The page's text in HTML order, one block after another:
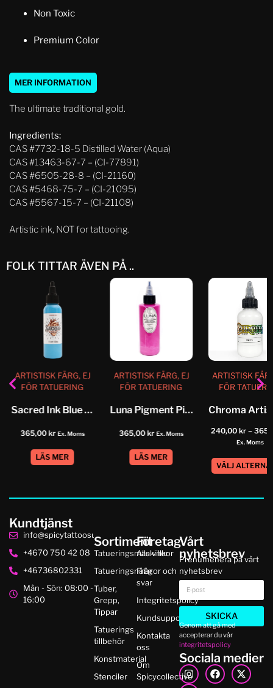
Non Toxic
Premium Color
MER INFORMATION
The ultimate traditional gold.
Ingredients:
CAS #7732-18-5 Distilled Water (Aqua)
CAS #13463-67-7 – (CI-77891)
CAS #6505-28-8 – (CI-21160)
CAS #5468-75-7 – (CI-21095)
CAS #5567-15-7 – (CI-21108)
Artistic ink, NOT for tattooing.
FOLK TITTAR ÄVEN PÅ ..
ARTISTISK FÄRG, EJ
FÖR TATUERING
Sacred Ink Blue Sky
365,00kr Ex. Moms
LÄS MER
ARTISTISK FÄRG, EJ
FÖR TATUERING
Luna Pigment Pink
365,00kr Ex. Moms
LÄS MER
ARTISTISK
FÖR
240,00kr –
Ex. Moms
VÄLJ
Kundtjänst
info@spicytattoosupplies.se
+4670 750 42 08
+46736802331
Mån - Sön: 08:00 -
16:00
Sortiment
Tatueringsmaskiner
Tatueringsnålar
Tuber,
Grepp,
Tippar
Tatuerings
tillbehör
Konstmaterial
Stenciler
Företag
Alla villkor
Frågor och
svar
Integritetspolicy
Kundsupport
Kontakta
oss
Om
Spicycollective
Vårt
nyhetsbrev
Prenumenera på vårt
nyhetsbrev
SKICKA
Genom att gå med
accepterar du vår
integritetspolicy
Sociala medier